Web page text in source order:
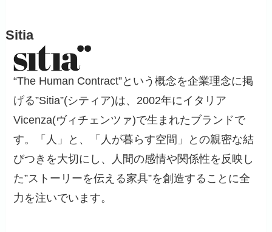
Sitia
“The Human Contract”という概念を企業理念に掲
げる”Sitia”(シティア)は、2002年にイタリア
Vicenza(ヴィチェンツァ)で生まれたブランドで
す。「人」と、「人が暮らす空間」との親密な結
びつきを大切にし、人間の感情や関係性を反映し
た”ストーリーを伝える家具”を創造することに全
力を注いでいます。